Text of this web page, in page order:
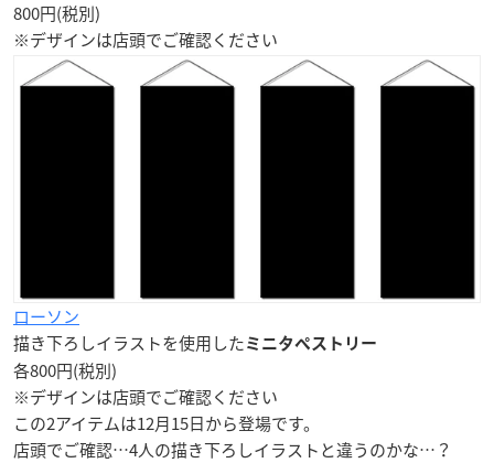
800円(税別)
※デザインは店頭でご確認ください
ローソン
描き下ろしイラストを使用した ミニタペストリー
各800円(税別)
※デザインは店頭でご確認ください
この2アイテムは12月15日から登場です。
店頭でご確認…4人の描き下ろしイラストと違うのかな…？